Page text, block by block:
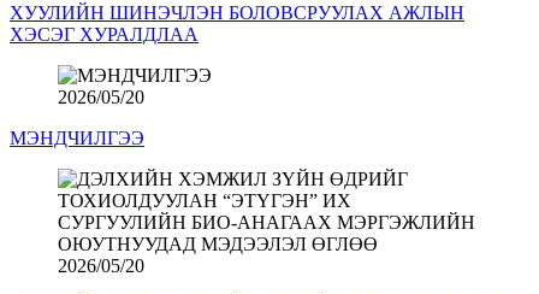
ХУУЛИЙН ШИНЭЧЛЭН БОЛОВСРУУЛАХ АЖЛЫН
ХЭСЭГ ХУРАЛДЛАА
2026/05/20
МЭНДЧИЛГЭЭ
2026/05/20